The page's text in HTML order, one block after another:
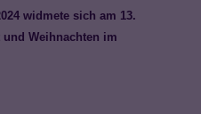
widmete sich am 13.
und Weihnachten im